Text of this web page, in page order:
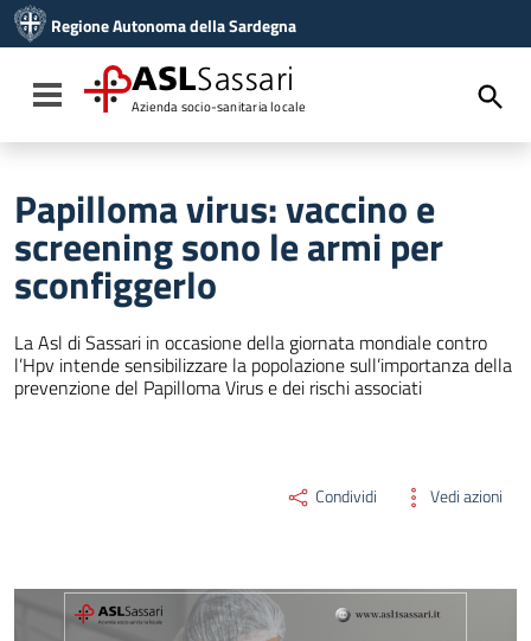
Vai al menu di navigazione
Vai al footer
Regione Autonoma della Sardegna
Toggle navigation
ASLSassari
Azienda socio-sanitaria locale
Papilloma virus: vaccino e
screening sono le armi per
sconfiggerlo
La Asl di Sassari in occasione della giornata mondiale contro
l’Hpv intende sensibilizzare la popolazione sull’importanza della
prevenzione del Papilloma Virus e dei rischi associati
Condividi Vedi azioni